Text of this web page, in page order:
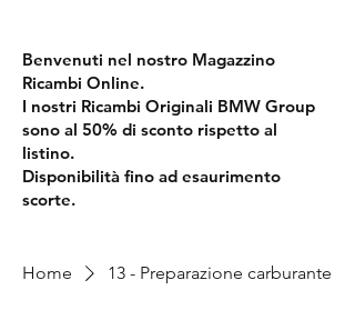
Benvenuti nel nostro Magazzino
Ricambi Online.
I nostri Ricambi Originali BMW Group
sono al 50% di sconto rispetto al
listino.
Disponibilità fino ad esaurimento
scorte.
Home 13 - Preparazione carburante